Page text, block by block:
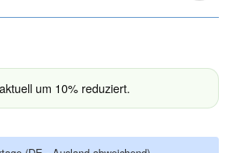
um 10% reduziert.